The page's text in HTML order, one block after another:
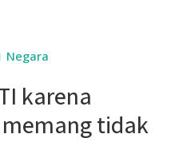
Negara
karena
tidak